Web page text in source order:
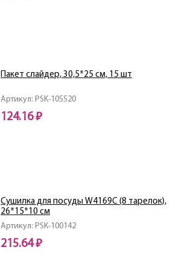
Артикул: PSK-105520
Пакет слайдер, 30,5*25 см, 15 шт
124.16 ₽
Артикул: PSK-100142
Сушилка для посуды W4169C (8 тарелок),
26*15*10 см
215.64 ₽